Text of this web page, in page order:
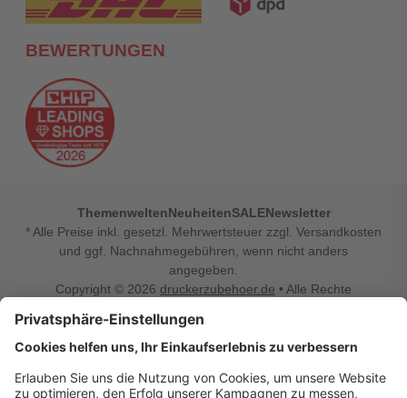
BEWERTUNGEN
ThemenweltenNeuheitenSALENewsletter
* Alle Preise inkl. gesetzl. Mehrwertsteuer zzgl. Versandkosten
und ggf. Nachnahmegebühren, wenn nicht anders
angegeben.
Copyright © 2026 druckerzubehoer.de • Alle Rechte
Vertrag widerrufen
Druckerzubehoer.de – preiswerte Qualität für Ihr Office
Sie sind auf der Suche nach dem passenden Druckerzubehör
oder Zubehör für das Büro, den Computer oder Ihr